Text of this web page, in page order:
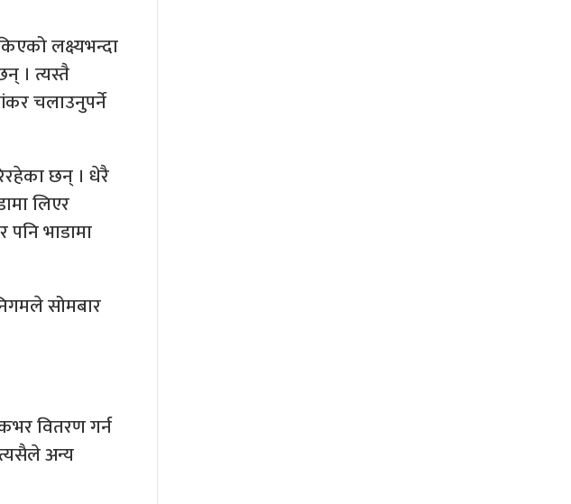
लक्ष्यभन्दा
। त्यस्तै
चलाउनुपर्ने
छन् । धेरै
लिएर
भाडामा
सोमबार
वितरण गर्न
अन्य